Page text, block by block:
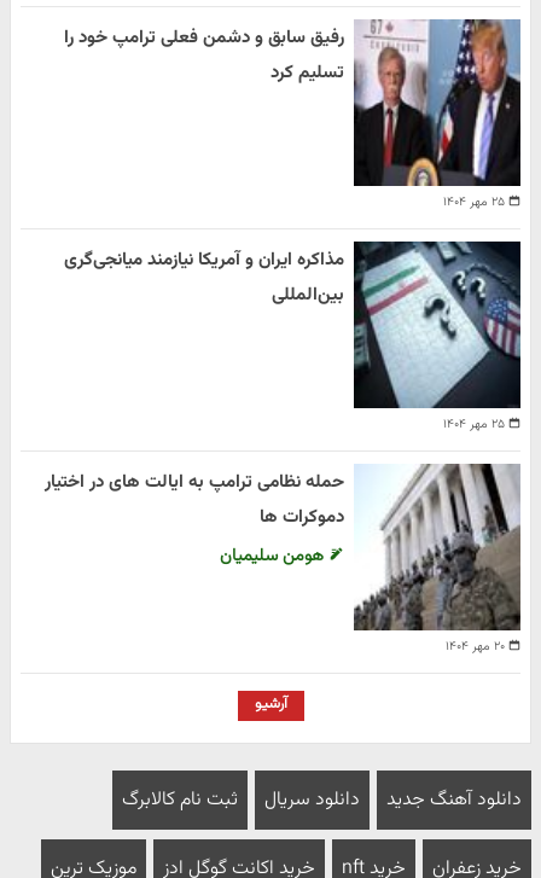
۲۵ مهر ۱۴۰۴
رفیق سابق و دشمن فعلی ترامپ خود را
تسلیم کرد
۲۵ مهر ۱۴۰۴
مذاکره ایران و آمریکا نیازمند میانجی‌گری
بین‌المللی
۲۰ مهر ۱۴۰۴
حمله نظامی ترامپ به ایالت های در اختیار
دموکرات ها
هومن سلیمیان
آرشیو
دانلود آهنگ جدید دانلود سریال ثبت نام کالابرگ
خرید زعفران خرید nft خرید اکانت گوگل ادز موزیک ترین